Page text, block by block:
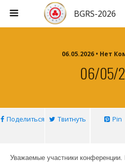
BGRS-2026
06.05.2026 • Нет
06/05/
Поделиться Твитнуть Pin
Уважаемые участники конференции.